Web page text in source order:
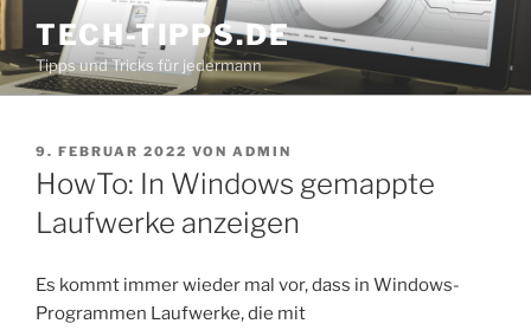
Zum
Inhalt
springen
TECH-TIPPS.DE
Tipps und Tricks für jedermann
VERÖFFENTLICHT
AM
9. FEBRUAR 2022 VON ADMIN
HowTo: In Windows gemappte
Laufwerke anzeigen
Es kommt immer wieder mal vor, dass in Windows-
Programmen Laufwerke, die mit